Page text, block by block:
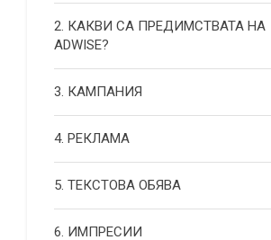
2. КАКВИ СА ПРЕДИМСТВАТА НА
ADWISE?
3. КАМПАНИЯ
4. РЕКЛАМА
5. ТЕКСТОВА ОБЯВА
6. ИМПРЕСИИ